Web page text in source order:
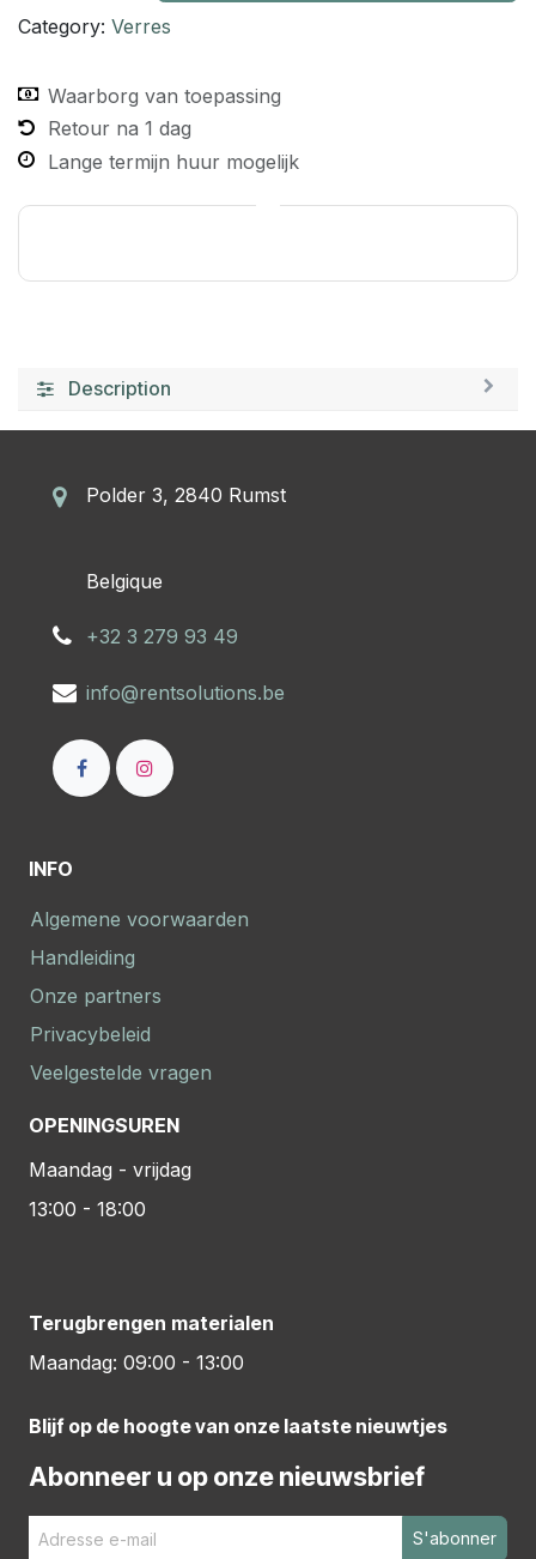
Category: Verres
Waarborg van toepassing
Retour na 1 dag
Lange termijn huur mogelijk
Description
Polder 3, 2840 Rumst
​Belgique
+32 3 279 93 49
info@rentsolutions.be
INFO
Algemene voorwaarden
Handleiding
Onze partners
Privacybeleid
Veelgestelde vragen
OPENINGSUREN
Maandag - vrijdag
13:00 - 18:00
Terugbrengen materialen
Maandag: 09:00 - 13:00
Blijf op de hoogte van onze laatste nieuwtjes
Abonneer u op onze nieuwsbrief
S'abonner